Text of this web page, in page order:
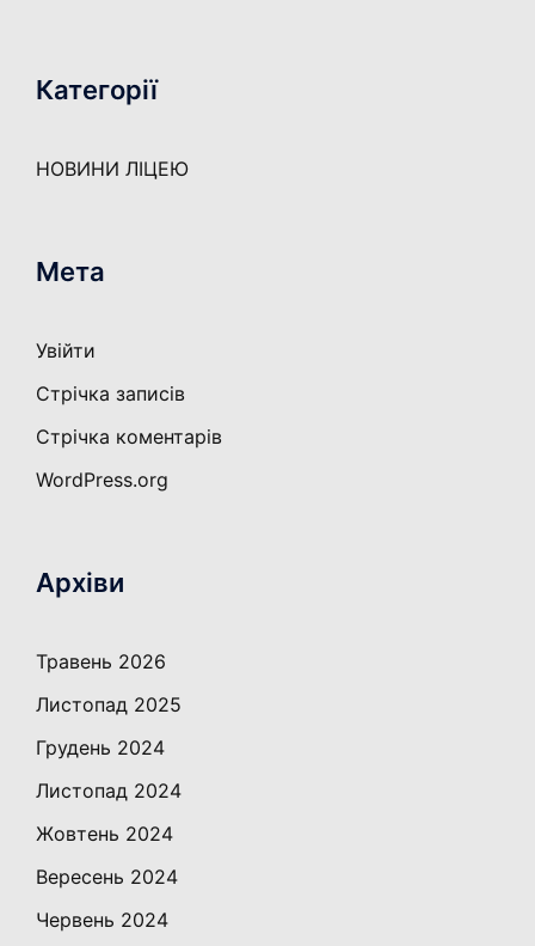
Категорії
НОВИНИ ЛІЦЕЮ
Мета
Увійти
Стрічка записів
Стрічка коментарів
WordPress.org
Архіви
Травень 2026
Листопад 2025
Грудень 2024
Листопад 2024
Жовтень 2024
Вересень 2024
Червень 2024